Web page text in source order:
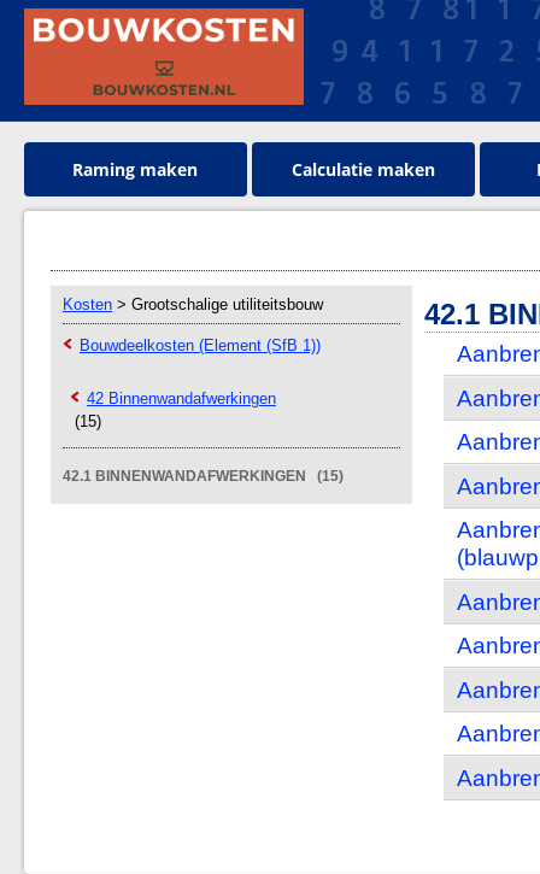
Raming maken Calculatie maken
Kosten > Grootschalige utiliteitsbouw
Bouwdeelkosten (Element (SfB 1))
42 Binnenwandafwerkingen
(15)
42.1 BINNENWANDAFWERKINGEN (15)
42.1